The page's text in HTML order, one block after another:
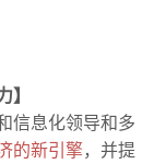
】
信息化领导和多
的新引擎，并提